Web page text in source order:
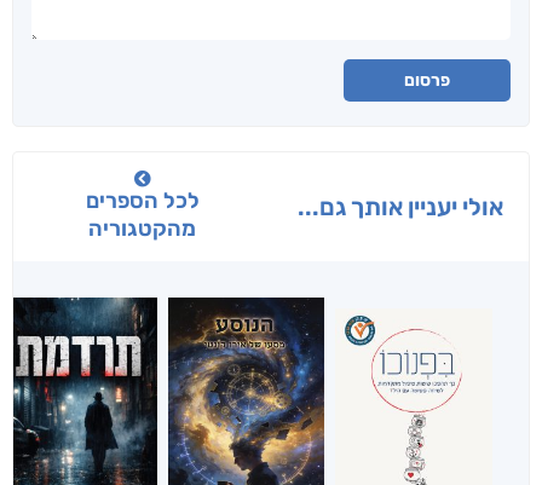
פרסום
אולי יעניין אותך גם...
לכל הספרים
מהקטגוריה